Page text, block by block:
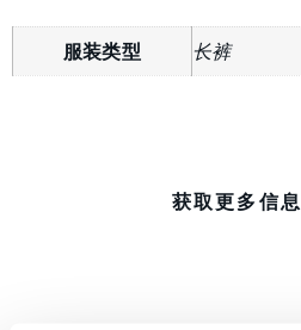
服装类型 长裤
获取更多信息